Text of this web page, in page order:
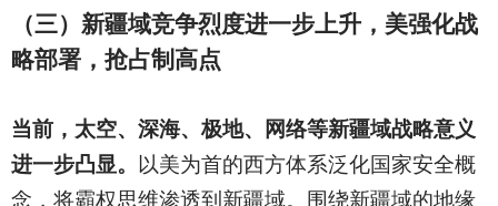
（三）新疆域竞争烈度进一步上升，美强化战
略部署，抢占制高点
当前，太空、深海、极地、网络等新疆域战略意义
进一步凸显。
以美为首的西方体系泛化国家安全概
念，将霸权思维渗透到新疆域。围绕新疆域的地缘